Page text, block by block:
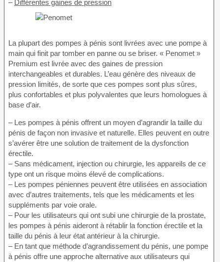
– Différentes gaines de pression
La plupart des pompes à pénis sont livrées avec une pompe à
main qui finit par tomber en panne ou se briser. « Penomet »
Premium est livrée avec des gaines de pression
interchangeables et durables. L’eau génère des niveaux de
pression limités, de sorte que ces pompes sont plus sûres,
plus confortables et plus polyvalentes que leurs homologues à
base d’air.
– Les pompes à pénis offrent un moyen d’agrandir la taille du
pénis de façon non invasive et naturelle. Elles peuvent en outre
s’avérer être une solution de traitement de la dysfonction
érectile.
– Sans médicament, injection ou chirurgie, les appareils de ce
type ont un risque moins élevé de complications.
– Les pompes péniennes peuvent être utilisées en association
avec d’autres traitements, tels que les médicaments et les
suppléments par voie orale.
– Pour les utilisateurs qui ont subi une chirurgie de la prostate,
les pompes à pénis aideront à rétablir la fonction érectile et la
taille du pénis à leur état antérieur à la chirurgie.
– En tant que méthode d’agrandissement du pénis, une pompe
à pénis offre une approche alternative aux utilisateurs qui